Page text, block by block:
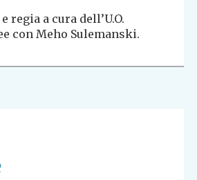
regia a cura dell’U.O.
con Meho Sulemanski.